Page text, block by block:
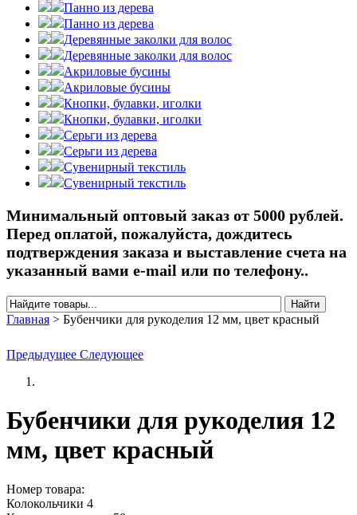
Панно из дерева
Панно из дерева
Деревянные заколки для волос
Деревянные заколки для волос
Акриловые бусины
Акриловые бусины
Кнопки, булавки, иголки
Кнопки, булавки, иголки
Серьги из дерева
Серьги из дерева
Сувенирный текстиль
Сувенирный текстиль
Минимальный оптовый заказ от 5000 рублей.
Перед оплатой, пожалуйста, дождитесь
подтверждения заказа и выставление счета на
указанный вами e-mail или по телефону..
Форма поиска
Найти
Главная > Бубенчики для рукоделия 12 мм, цвет красный
Предыдущее Следующее
Бубенчики для рукоделия 12
мм, цвет красный
Номер товара:
Колокольчики 4